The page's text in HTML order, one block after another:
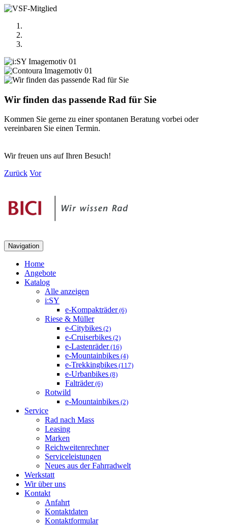
Wir finden das passende Rad für Sie
Kommen Sie gerne zu einer spontanen Beratung vorbei oder
vereinbaren Sie einen Termin.
Wir freuen uns auf Ihren Besuch!
Zurück Vor
Navigation
Home
Angebote
Katalog
Alle anzeigen
i:SY
e-Kompakträder(6)
Riese & Müller
e-Citybikes (2)
e-Cruiserbikes (2)
e-Lastenräder(16)
e-Mountainbikes (4)
e-Trekkingbikes (117)
e-Urbanbikes (8)
Falträder(6)
Rotwild
e-Mountainbikes (2)
Service
Rad nach Mass
Leasing
Marken
Reichweitenrechner
Serviceleistungen
Neues aus der Fahrradwelt
Werkstatt
Wir über uns
Kontakt
Anfahrt
Kontaktdaten
Kontaktformular